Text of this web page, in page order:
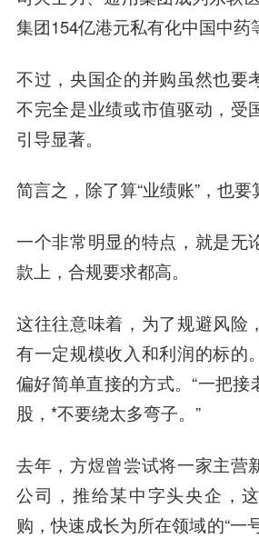
集团154亿港元私有化中国中药
不过，央国企的并购虽然也要
不完全是业绩或市值驱动，受
引导显著。
简言之，除了算“业绩账”，也要
一个非常明显的特点，就是无
款上，合规要求都高。
这往往意味着，为了规避风险
有一定规模收入和利润的标的
偏好简单直接的方式。“一把
股，*不要绕太多弯子。”
去年，方煜曾尝试将一家主营
公司，推给某中字头央企，
购，快速成长为所在领域的“一